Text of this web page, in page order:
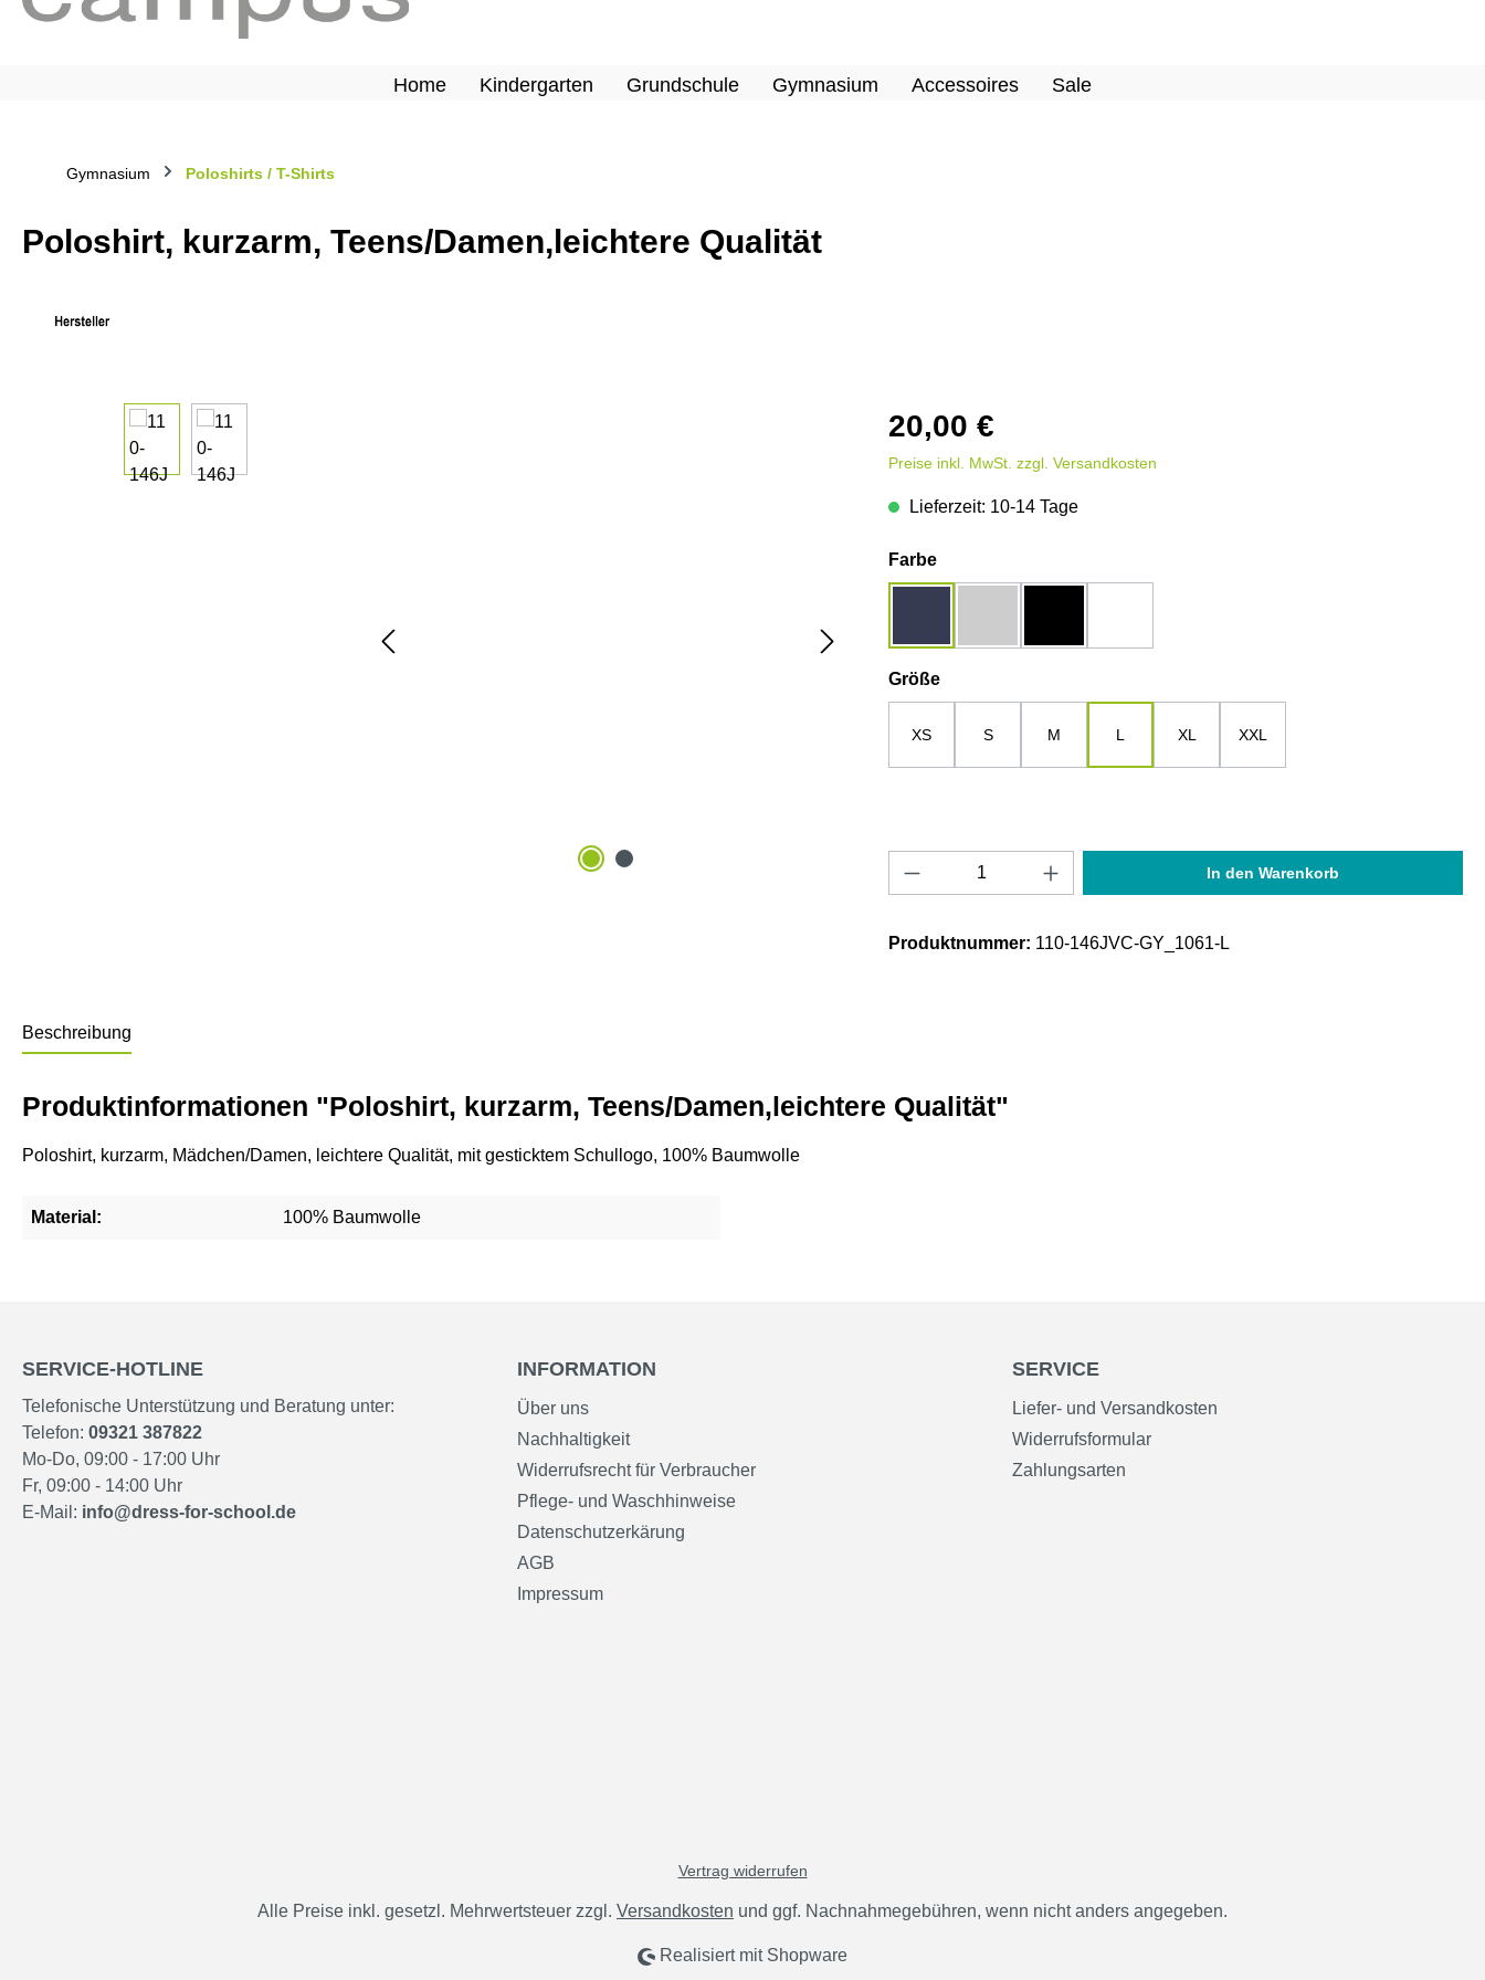
Home Kindergarten Grundschule Gymnasium Accessoires Sale
Gymnasium Poloshirts / T-Shirts
Poloshirt, kurzarm, Teens/Damen,leichtere Qualität
Bildergalerie überspringen 20,00 €
Preise inkl. MwSt. zzgl. Versandkosten
Lieferzeit: 10-14 Tage
Farbeauswählen
Größeauswählen
XS S M L XL XXL
Produkt Anzahl: Gib den gewünschten Wert ein
In den Warenkorb
Produktnummer: 110-146JVC-GY_1061-L
Beschreibung
Produktinformationen "Poloshirt, kurzarm, Teens/Damen,leichtere Qualität"
Poloshirt, kurzarm, Mädchen/Damen, leichtere Qualität, mit gesticktem Schullogo, 100% Baumwolle
Material: 100% Baumwolle
SERVICE-HOTLINE
Telefonische Unterstützung und Beratung unter:
Telefon: 09321 387822
Mo-Do, 09:00 - 17:00 Uhr
Fr, 09:00 - 14:00 Uhr
E-Mail: info@dress-for-school.de
INFORMATION
Über uns
Nachhaltigkeit
Widerrufsrecht für Verbraucher
Pflege- und Waschhinweise
Datenschutzerkärung
AGB
Impressum
SERVICE
Liefer- und Versandkosten
Widerrufsformular
Zahlungsarten
Vertrag widerrufen
Alle Preise inkl. gesetzl. Mehrwertsteuer zzgl. Versandkosten und ggf. Nachnahmegebühren, wenn nicht anders angegeben.
Realisiert mit Shopware